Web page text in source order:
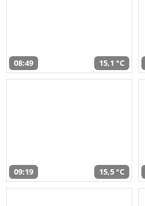
08:49 15,1 °C
09:19 15,5 °C